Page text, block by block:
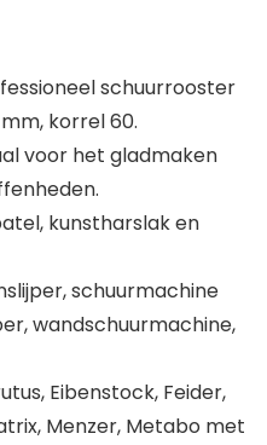
schuurrooster
korrel 60.
voor het gladmaken
kunstharslak en
schuurmachine
wandschuurmachine,
Eibenstock, Feider,
Menzer, Metabo met